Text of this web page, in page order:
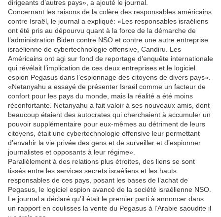
dirigeants d’autres pays», a ajouté le journal.
Concernant les raisons de la colère des responsables américains
contre Israël, le journal a expliqué: «Les responsables israéliens
ont été pris au dépourvu quant à la force de la démarche de
l’administration Biden contre NSO et contre une autre entreprise
israélienne de cybertechnologie offensive, Candiru. Les
Américains ont agi sur fond de reportage d’enquête internationale
qui révélait l’implication de ces deux entreprises et le logiciel
espion Pegasus dans l’espionnage des citoyens de divers pays».
«Netanyahu a essayé de présenter Israël comme un facteur de
confort pour les pays du monde, mais la réalité a été moins
réconfortante. Netanyahu a fait valoir à ses nouveaux amis, dont
beaucoup étaient des autocrates qui cherchaient à accumuler un
pouvoir supplémentaire pour eux-mêmes au détriment de leurs
citoyens, était une cybertechnologie offensive leur permettant
d’envahir la vie privée des gens et de surveiller et d’espionner
journalistes et opposants à leur régime».
Parallèlement à des relations plus étroites, des liens se sont
tissés entre les services secrets israéliens et les hauts
responsables de ces pays, posant les bases de l’achat de
Pegasus, le logiciel espion avancé de la société israélienne NSO.
Le journal a déclaré qu’il était le premier parti à annoncer dans
un rapport en coulisses la vente du Pegasus à l’Arabie saoudite il